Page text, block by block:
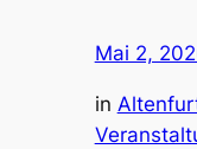
Mai 2,
in